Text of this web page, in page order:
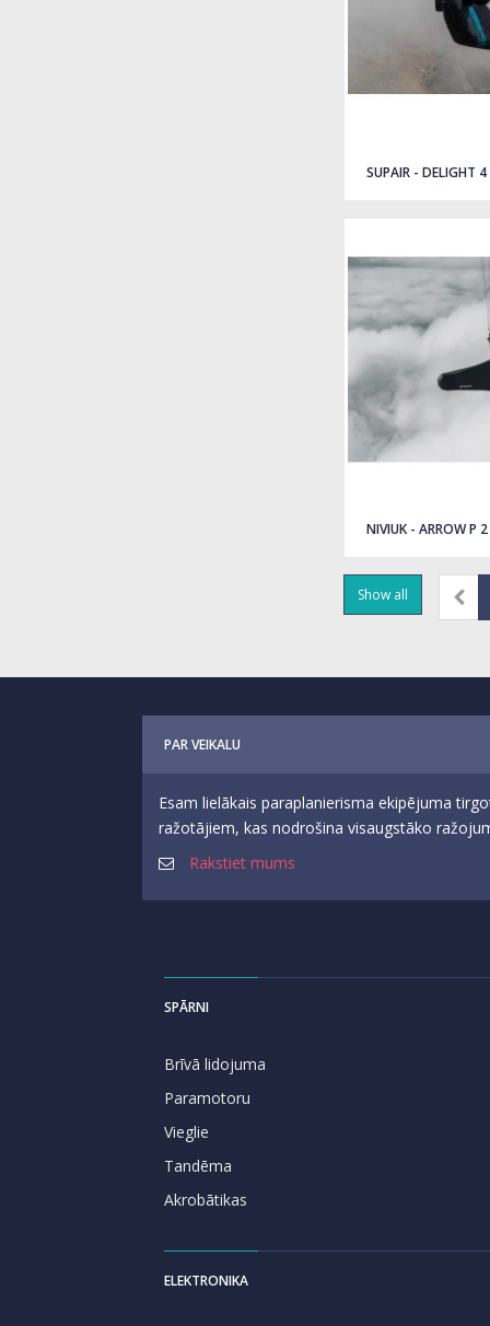
SUPAIR - DELIGHT 4
NIVIUK - ARROW P 2
Show all
PAR VEIKALU
Esam lielākais paraplanierisma ekipējuma
ražotājiem, kas nodrošina visaugstāko
Rakstiet mums
SPĀRNI
Brīvā lidojuma
Paramotoru
Vieglie
Tandēma
Akrobātikas
ELEKTRONIKA